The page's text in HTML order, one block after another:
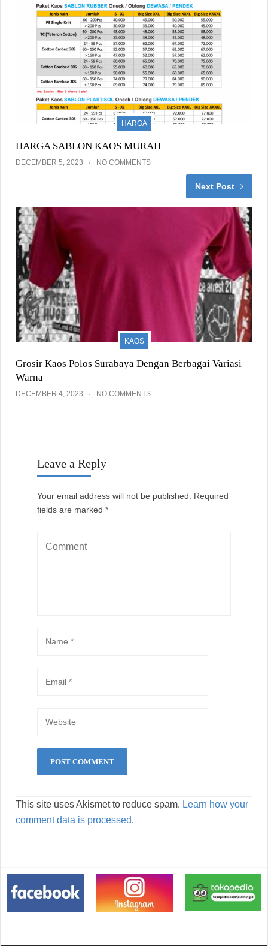
HARGA
HARGA SABLON KAOS MURAH
DECEMBER 5, 2023 NO COMMENTS
Next Post
KAOS
Grosir Kaos Polos Surabaya Dengan Berbagai Variasi
Warna
DECEMBER 4, 2023 NO COMMENTS
Leave a Reply
Your email address will not be published.
Required
fields are marked *
This site uses Akismet to reduce spam. Learn how your
comment data is processed.